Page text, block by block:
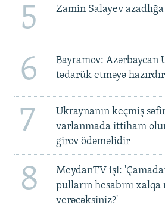
5 Zamin Salayev azadlığa
6
Bayramov: Azərbaycan
tədarük etməyə hazırdır
7
Ukraynanın keçmiş
varlanmada ittiham
girov ödəməlidir
8
MeydanTV işi:
pulların hesabını xalqa
verəcəksiniz?'